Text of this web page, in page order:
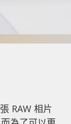
RAW 相片